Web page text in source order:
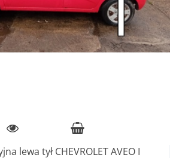
lewa tył CHEVROLET AVEO I